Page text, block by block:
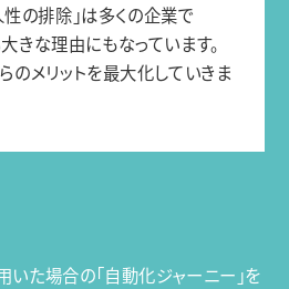
性の排除」は多くの企業で
な理由にもなっています。
メリットを最大化していきま
た場合の「自動化ジャーニー」を